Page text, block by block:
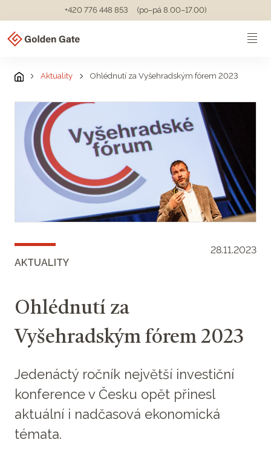
+420 776 448 853 (po–pá 8.00–17.00)
Aktuality Ohlédnutí za Vyšehradským fórem 2023
AKTUALITY
28.11.2023
Ohlédnutí za
Vyšehradským fórem 2023
Jedenáctý ročník největší investiční
konference v Česku opět přinesl
aktuální i nadčasová ekonomická
témata.